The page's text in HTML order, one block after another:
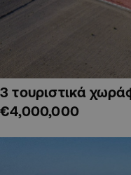
3 τουριστικά
€4,000,000